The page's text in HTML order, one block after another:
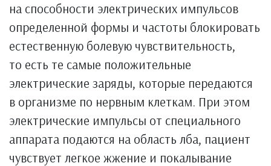
на способности электрических импульсов
определенной формы и частоты блокировать
естественную болевую чувствительность,
то есть те самые положительные
электрические заряды, которые передаются
в организме по нервным клеткам. При этом
электрические импульсы от специального
аппарата подаются на область лба, пациент
чувствует легкое жжение и покалывание